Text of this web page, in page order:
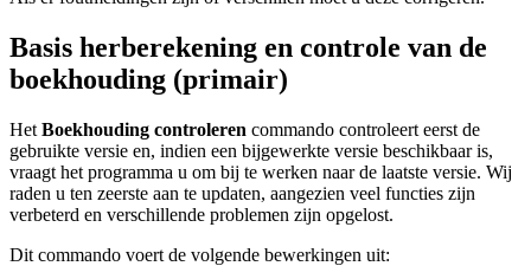
Basis herberekening en controle van de
boekhouding (primair)
Het Boekhouding controleren commando controleert eerst de
gebruikte versie en, indien een bijgewerkte versie beschikbaar is,
vraagt het programma u om bij te werken naar de laatste versie. Wij
raden u ten zeerste aan te updaten, aangezien veel functies zijn
verbeterd en verschillende problemen zijn opgelost.
Dit commando voert de volgende bewerkingen uit: